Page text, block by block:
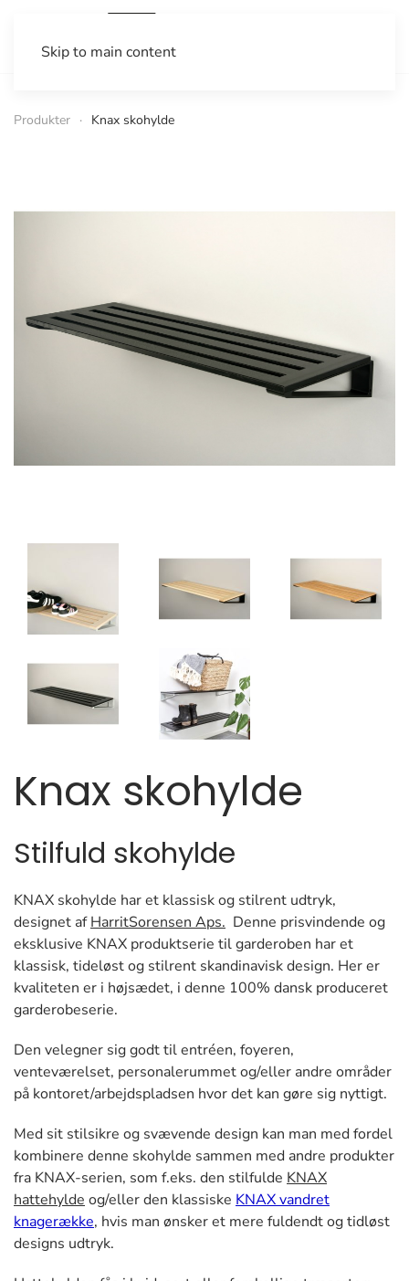
Skip to main content
Produkter Knax skohylde
Knax skohylde
Stilfuld skohylde
KNAX skohylde har et klassisk og stilrent udtryk,
designet afHarritSorensen Aps. Denne prisvindende og
eksklusive KNAX produktserie til garderoben har et
klassisk, tideløst og stilrent skandinavisk design. Her er
kvaliteten er i højsædet, i denne 100% dansk produceret
garderobeserie.
Den velegner sig godt til entréen, foyeren,
venteværelset, personalerummet og/eller andre områder
på kontoret/arbejdspladsen hvor det kan gøre sig nyttigt.
Med sit stilsikre og svævende design kan man med fordel
kombinere denne skohylde sammen med andre produkter
fra KNAX-serien, som f.eks. den stilfulde KNAX
hattehylde og/eller den klassiske KNAX vandret
knagerække, hvis man ønsker et mere fuldendt og tidløst
designs udtryk.